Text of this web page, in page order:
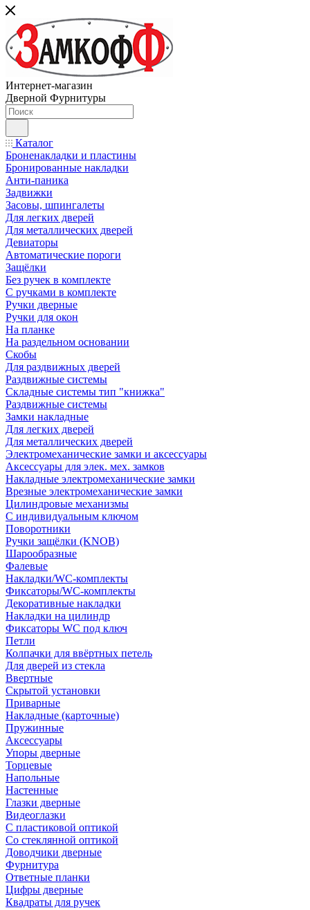
Интернет-магазин
Дверной Фурнитуры
Каталог
Броненакладки и пластины
Бронированные накладки
Анти-паника
Задвижки
Засовы, шпингалеты
Для легких дверей
Для металлических дверей
Девиаторы
Автоматические пороги
Защёлки
Без ручек в комплекте
С ручками в комплекте
Ручки дверные
Ручки для окон
На планке
На раздельном основании
Скобы
Для раздвижных дверей
Раздвижные системы
Складные системы тип "книжка"
Раздвижные системы
Замки накладные
Для легких дверей
Для металлических дверей
Электромеханические замки и аксессуары
Аксессуары для элек. мех. замков
Накладные электромеханические замки
Врезные электромеханические замки
Цилиндровые механизмы
С индивидуальным ключом
Поворотники
Ручки защёлки (KNOB)
Шарообразные
Фалевые
Накладки/WC-комплекты
Фиксаторы/WC-комплекты
Декоративные накладки
Накладки на цилиндр
Фиксаторы WC под ключ
Петли
Колпачки для ввёртных петель
Для дверей из стекла
Ввертные
Скрытой установки
Приварные
Накладные (карточные)
Пружинные
Аксессуары
Упоры дверные
Торцевые
Напольные
Настенные
Глазки дверные
Видеоглазки
С пластиковой оптикой
Со стеклянной оптикой
Доводчики дверные
Фурнитура
Ответные планки
Цифры дверные
Квадраты для ручек